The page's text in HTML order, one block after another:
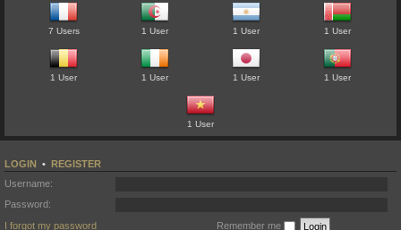
7 Users 1 User 1 User 1 User
1 User 1 User 1 User 1 User
1 User
LOGIN • REGISTER
Username:
Password:
I forgot my password
Remember me